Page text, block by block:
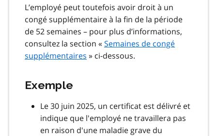
L’employé peut toutefois avoir droit à un
congé supplémentaire à la fin de la période
de 52 semaines – pour plus d’informations,
consultez la section « Semaines de congé
supplémentaires » ci-dessous.
Exemple
Le 30 juin 2025, un certificat est délivré et
indique que l'employé ne travaillera pas
en raison d'une maladie grave du